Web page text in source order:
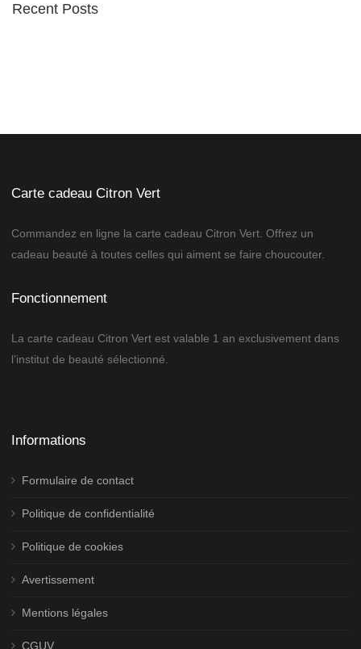
Recent Posts
Carte cadeau Citron Vert
Commandez en ligne la carte cadeau Citron Vert. Offrez un
cadeau beauté à toutes celles qui aiment se faire choucouter.
Fonctionnement
La carte cadeau Citron Vert est valable 1 an exclusivement dans
l’institut de beauté sélectionné.
Informations
Formulaire de contact
Politique de confidentialité
Politique de cookies
Avertissement
Mentions légales
CGUV